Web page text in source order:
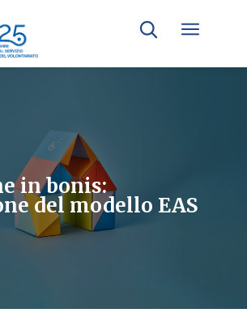
in bonis:
del modello EAS